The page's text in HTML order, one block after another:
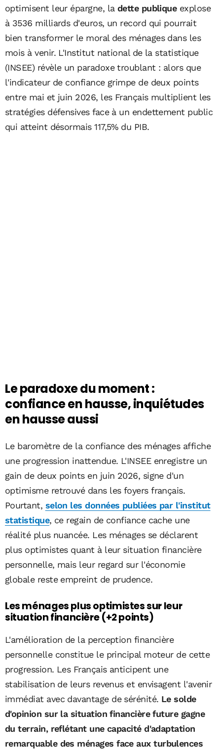
optimisent leur épargne, la dette publiqueexplose
à 3536 milliards d'euros, un record qui pourrait
bien transformer le moral des ménages dans les
mois à venir. L'Institut national de la statistique
(INSEE) révèle un paradoxe troublant : alors que
l'indicateur de confiance grimpe de deux points
entre mai et juin 2026, les Français multiplient les
stratégies défensives face à un endettement public
qui atteint désormais 117,5% du PIB.
Le paradoxe du moment :
confiance en hausse, inquiétudes
en hausse aussi
Le baromètre de la confiance des ménages affiche
une progression inattendue. L'INSEE enregistre un
gain de deux points en juin 2026, signe d'un
optimisme retrouvé dans les foyers français.
Pourtant, selon les données publiées par l'institut
statistique, ce regain de confiance cache une
réalité plus nuancée. Les ménages se déclarent
plus optimistes quant à leur situation financière
personnelle, mais leur regard sur l'économie
globale reste empreint de prudence.
Les ménages plus optimistes sur leur
situation financière (+2 points)
L'amélioration de la perception financière
personnelle constitue le principal moteur de cette
progression. Les Français anticipent une
stabilisation de leurs revenus et envisagent l'avenir
immédiat avec davantage de sérénité. Le solde
d'opinion sur la situation financière future gagne
du terrain, reflétant une capacité d'adaptation
remarquable des ménages face aux turbulences